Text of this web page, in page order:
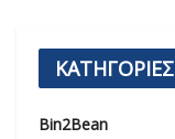
ΚΑΤΗΓΟΡΙΕΣ
Bin2Bean